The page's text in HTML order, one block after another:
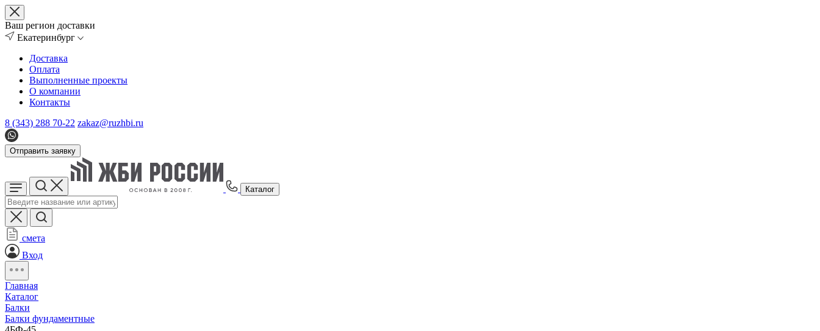
Ваш регион доставки
Екатеринбург
Доставка
Оплата
Выполненные проекты
О компании
Контакты
8 (343) 288 70-22 zakaz@ruzhbi.ru
Отправить заявку
Каталог
смета
Вход
Главная
Каталог
Балки
Балки фундаментные